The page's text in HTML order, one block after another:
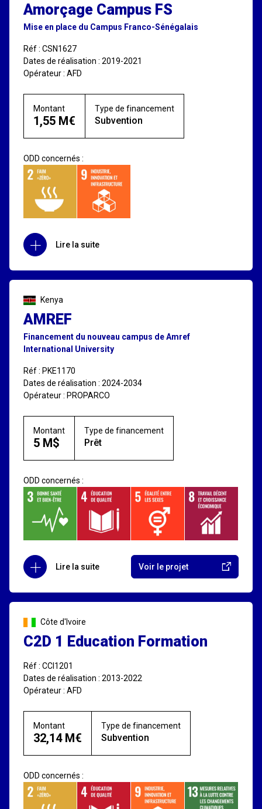
Amorçage Campus FS
Mise en place du Campus Franco-Sénégalais
Réf : CSN1627
Dates de réalisation : 2019-2021
Opérateur : AFD
Montant
1,55 M€
Type de financement
Subvention
ODD concernés :
Lire la suite
Kenya
AMREF
Financement du nouveau campus de Amref
International University
Réf : PKE1170
Dates de réalisation : 2024-2034
Opérateur : PROPARCO
Montant
5 M$
Type de financement
Prêt
ODD concernés :
Lire la suite Voir le projet
Côte d'Ivoire
C2D 1 Education Formation
Réf : CCI1201
Dates de réalisation : 2013-2022
Opérateur : AFD
Montant
32,14 M€
Type de financement
Subvention
ODD concernés :